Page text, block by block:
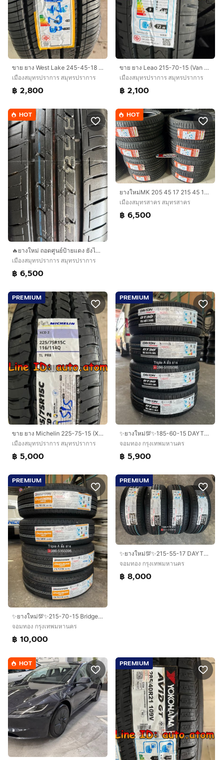
ขาย ยาง West Lake 245-45-18 (SA07) ใหม่ ปี 26
เมืองสมุทรปราการ สมุทรปราการ
฿ 2,800
ขาย ยาง Leao 215-70-15 (Van Plus) ใหม่ ปี 26
เมืองสมุทรปราการ สมุทรปราการ
฿ 2,100
HOT
🔥ยางใหม่ ถอดศูนย์ป้ายแดง ยังไม่เคยใช้งาน🔥
เมืองสมุทรปราการ สมุทรปราการ
฿ 6,500
HOT
ยางใหม่MK 205 45 17 215 45 17 ปี2026
เมืองสมุทรสาคร สมุทรสาคร
฿ 6,500
PREMIUM
ขาย ยาง Michelin 225-75-15 (XCD2) ใหม่ ปี 26
เมืองสมุทรปราการ สมุทรปราการ
฿ 5,000
PREMIUM
✨ยางใหม่💯✨185-60-15 DAYTON By Bridgestone🚩ปี 26🚩💖ใหม่กริ๊บ💖
จอมทอง กรุงเทพมหานคร
฿ 5,900
PREMIUM
✨ยางใหม่💯✨215-70-15 Bridgestone🚩ปี 26🚩💖ใหม่กริ๊บ🚘ใส่กับ รถตู้, รถกระบะตัวเตี้ย ได้เลย
จอมทอง กรุงเทพมหานคร
฿ 10,000
PREMIUM
✨ยางใหม่💯✨215-55-17 DAYTON By Bridgestone🚩ปี 26🚩ใหม่กริ๊บ💖
จอมทอง กรุงเทพมหานคร
฿ 8,000
HOT PREMIUM